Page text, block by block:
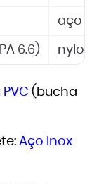
aço
6.6) nylon
PVC (bucha
Aço Inox